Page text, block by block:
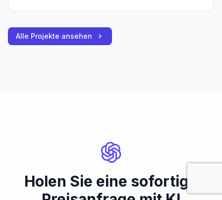
Alle Projekte ansehen
Holen Sie eine sofortige